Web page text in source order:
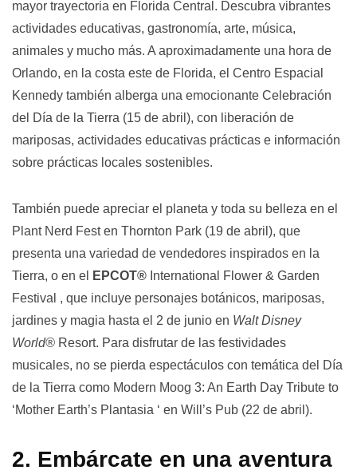
mayor trayectoria en Florida Central. Descubra vibrantes
actividades educativas, gastronomía, arte, música,
animales y mucho más. A aproximadamente una hora de
Orlando, en la costa este de Florida, el Centro Espacial
Kennedy también alberga una emocionante Celebración
del Día de la Tierra (15 de abril), con liberación de
mariposas, actividades educativas prácticas e información
sobre prácticas locales sostenibles.
También puede apreciar el planeta y toda su belleza en el
Plant Nerd Fest en Thornton Park (19 de abril), que
presenta una variedad de vendedores inspirados en la
Tierra, o en el
EPCOT® International Flower & Garden
Festival , que incluye personajes botánicos, mariposas,
jardines y magia hasta el 2 de junio en Walt Disney
World® Resort. Para disfrutar de las festividades
musicales, no se pierda espectáculos con temática del Día
de la Tierra como Modern Moog 3: An Earth Day Tribute to
‘Mother Earth’s Plantasia ‘ en Will’s Pub (22 de abril).
2. Embárcate en una aventura